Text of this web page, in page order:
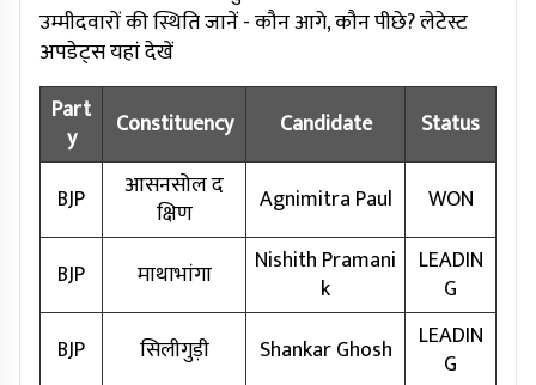
उम्मीदवारों की स्थिति जानें - कौन आगे, कौन पीछे? लेटेस्ट
अपडेट्स यहां देखें
Part
y
Constituency Candidate Status
BJP
आसनसोल द
क्षिण
Agnimitra Paul WON
BJP माथाभांगा
Nishith Pramani
k
LEADIN
G
BJP
सिलीगुड़ी Shankar Ghosh
LEADIN
G